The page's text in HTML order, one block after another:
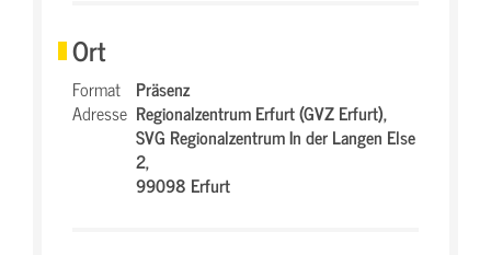
Ort
Format Präsenz
Adresse Regionalzentrum Erfurt (GVZ Erfurt),
SVG Regionalzentrum In der Langen Else
2,
99098 Erfurt